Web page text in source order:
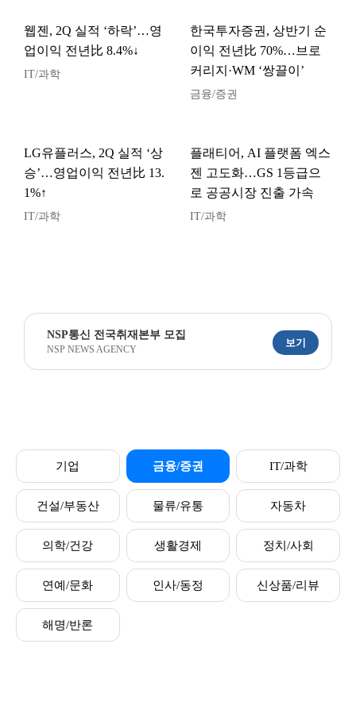
웹젠, 2Q 실적 ‘하락’…영
업이익 전년比 8.4%↓
IT/과학
한국투자증권, 상반기 순
이익 전년比 70%…브로
커리지·WM ‘쌍끌이’
금융/증권
LG유플러스, 2Q 실적 ‘상
승’…영업이익 전년比 13.
1%↑
IT/과학
플래티어, AI 플랫폼 엑스
젠 고도화…GS 1등급으
로 공공시장 진출 가속
IT/과학
NSP통신 전국취재본부 모집
NSP NEWS AGENCY
보기
기업 금융/증권 IT/과학
건설/부동산 물류/유통 자동차
의학/건강 생활경제 정치/사회
연예/문화 인사/동정 신상품/리뷰
해명/반론